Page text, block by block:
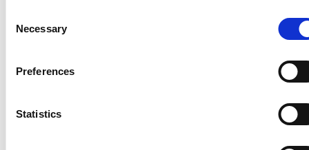
Selection
Necessary
Preferences
StatisticsRepubblica Ceca